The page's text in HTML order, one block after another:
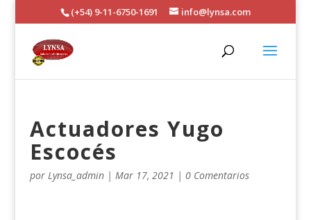
(+54) 9-11-6750-1691 info@lynsa.com
Actuadores Yugo
Escocés
por Lynsa_admin| Mar 17, 2021 | 0 Comentarios